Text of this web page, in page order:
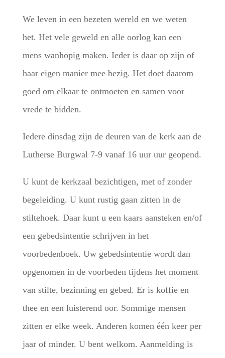
We leven in een bezeten wereld en we weten
het. Het vele geweld en alle oorlog kan een
mens wanhopig maken. Ieder is daar op zijn of
haar eigen manier mee bezig. Het doet daarom
goed om elkaar te ontmoeten en samen voor
vrede te bidden.
Iedere dinsdag zijn de deuren van de kerk aan de
Lutherse Burgwal 7-9 vanaf 16 uur uur geopend.
U kunt de kerkzaal bezichtigen, met of zonder
begeleiding. U kunt rustig gaan zitten in de
stiltehoek. Daar kunt u een kaars aansteken en/of
een gebedsintentie schrijven in het
voorbedenboek. Uw gebedsintentie wordt dan
opgenomen in de voorbeden tijdens het moment
van stilte, bezinning en gebed. Er is koffie en
thee en een luisterend oor. Sommige mensen
zitten er elke week. Anderen komen één keer per
jaar of minder. U bent welkom. Aanmelding is